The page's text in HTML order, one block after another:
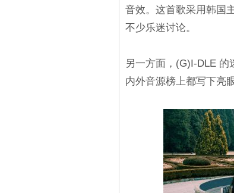
音效。这首歌采用韩国
不少乐迷讨论。
另一方面，(G)I-DLE
内外音源榜上都写下亮